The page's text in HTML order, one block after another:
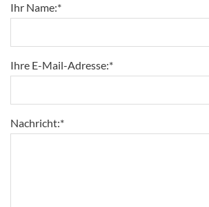
Ihr Name:*
Ihre E-Mail-Adresse:*
Nachricht:*